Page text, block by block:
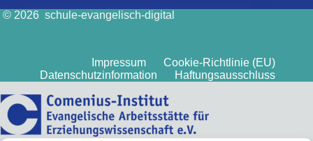
© 2026 schule-evangelisch-digital
Impressum
Cookie-Richtlinie (EU)
Datenschutzinformation
Haftungsausschluss